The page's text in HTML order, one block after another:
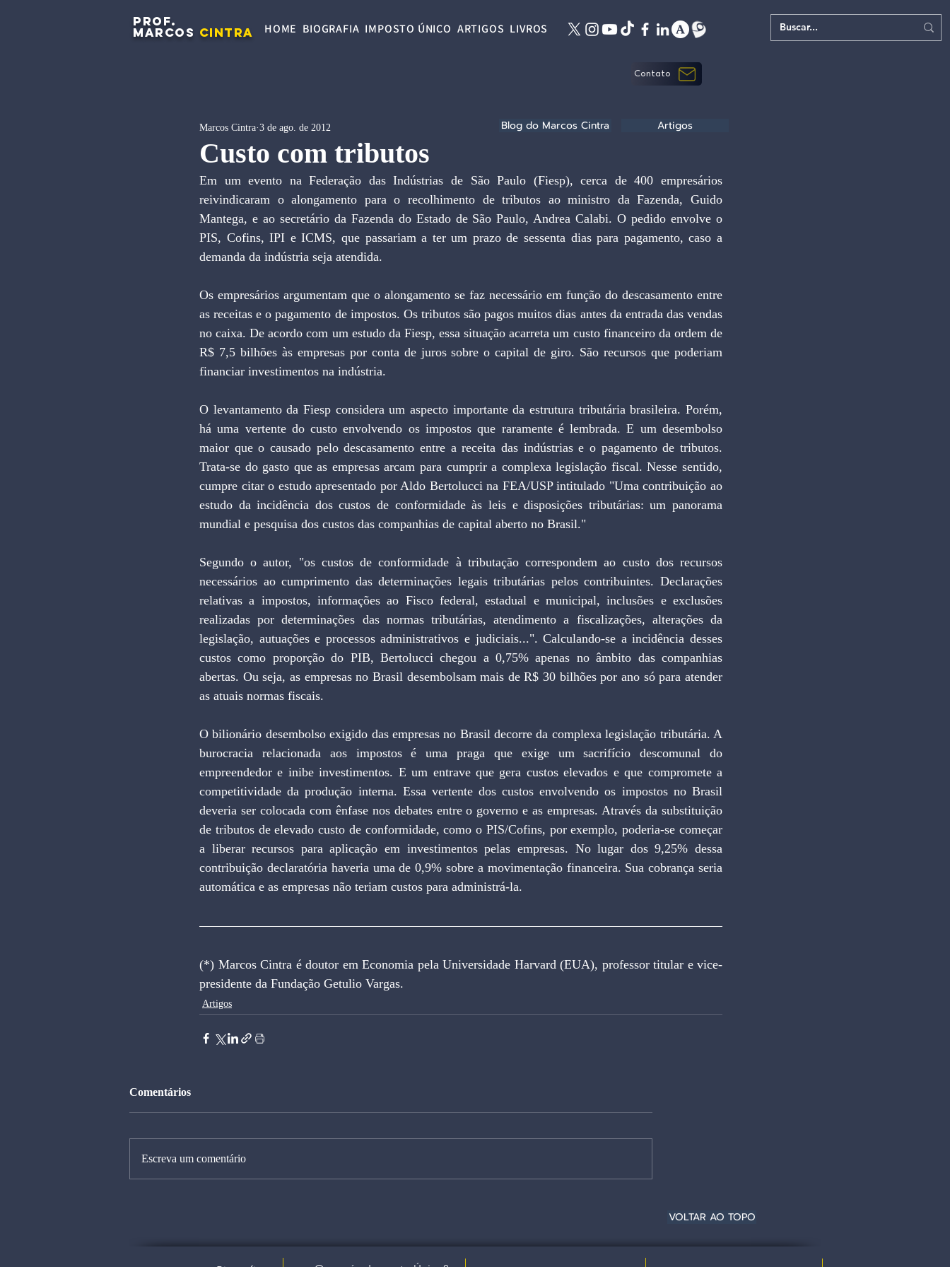
PROF.
MARCOS CINTRA HOME BIOGRAFIA IMPOSTO ÚNICO ARTIGOS LIVROS
Contato
Custo com tributos
Marcos Cintra 3 de ago. de 2012
Em um evento na Federação das Indústrias de São Paulo (Fiesp), cerca de 400 empresários
reivindicaram o alongamento para o recolhimento de tributos ao ministro da Fazenda, Guido
Mantega, e ao secretário da Fazenda do Estado de São Paulo, Andrea Calabi. O pedido envolve o
PIS, Cofins, IPI e ICMS, que passariam a ter um prazo de sessenta dias para pagamento, caso a
demanda da indústria seja atendida.
Os empresários argumentam que o alongamento se faz necessário em função do descasamento entre
as receitas e o pagamento de impostos. Os tributos são pagos muitos dias antes da entrada das vendas
no caixa. De acordo com um estudo da Fiesp, essa situação acarreta um custo financeiro da ordem de
R$ 7,5 bilhões às empresas por conta de juros sobre o capital de giro. São recursos que poderiam
financiar investimentos na indústria.
O levantamento da Fiesp considera um aspecto importante da estrutura tributária brasileira. Porém,
há uma vertente do custo envolvendo os impostos que raramente é lembrada. E um desembolso
maior que o causado pelo descasamento entre a receita das indústrias e o pagamento de tributos.
Trata-se do gasto que as empresas arcam para cumprir a complexa legislação fiscal. Nesse sentido,
cumpre citar o estudo apresentado por Aldo Bertolucci na FEA/USP intitulado "Uma contribuição ao
estudo da incidência dos custos de conformidade às leis e disposições tributárias: um panorama
mundial e pesquisa dos custos das companhias de capital aberto no Brasil."
Segundo o autor, "os custos de conformidade à tributação correspondem ao custo dos recursos
necessários ao cumprimento das determinações legais tributárias pelos contribuintes. Declarações
relativas a impostos, informações ao Fisco federal, estadual e municipal, inclusões e exclusões
realizadas por determinações das normas tributárias, atendimento a fiscalizações, alterações da
legislação, autuações e processos administrativos e judiciais...". Calculando-se a incidência desses
custos como proporção do PIB, Bertolucci chegou a 0,75% apenas no âmbito das companhias
abertas. Ou seja, as empresas no Brasil desembolsam mais de R$ 30 bilhões por ano só para atender
as atuais normas fiscais.
O bilionário desembolso exigido das empresas no Brasil decorre da complexa legislação tributária. A
burocracia relacionada aos impostos é uma praga que exige um sacrifício descomunal do
empreendedor e inibe investimentos. E um entrave que gera custos elevados e que compromete a
competitividade da produção interna. Essa vertente dos custos envolvendo os impostos no Brasil
deveria ser colocada com ênfase nos debates entre o governo e as empresas. Através da substituição
de tributos de elevado custo de conformidade, como o PIS/Cofins, por exemplo, poderia-se começar
a liberar recursos para aplicação em investimentos pelas empresas. No lugar dos 9,25% dessa
contribuição declaratória haveria uma de 0,9% sobre a movimentação financeira. Sua cobrança seria
automática e as empresas não teriam custos para administrá-la.
(*) Marcos Cintra é doutor em Economia pela Universidade Harvard (EUA), professor titular e vice-
presidente da Fundação Getulio Vargas.
Artigos
Comentários
Escreva um comentário
Blog do Marcos Cintra Artigos
VOLTAR AO TOPO